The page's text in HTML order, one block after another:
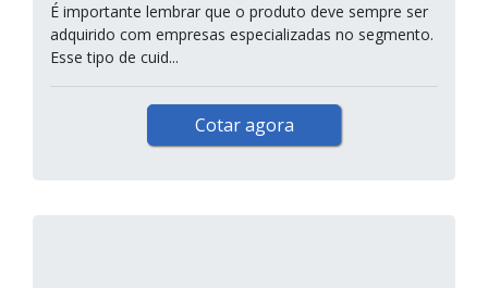
É importante lembrar que o produto deve sempre ser
adquirido com empresas especializadas no segmento.
Esse tipo de cuid...
Cotar agora